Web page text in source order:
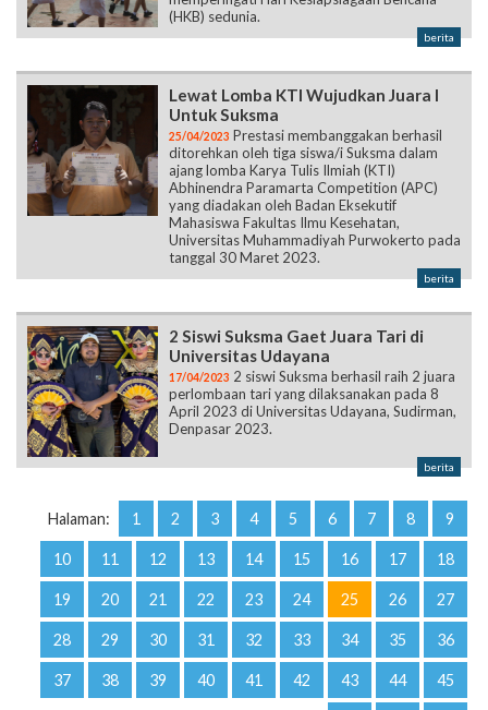
(HKB) sedunia.
berita
Lewat Lomba KTI Wujudkan Juara I
Untuk Suksma
25/04/2023 Prestasi membanggakan berhasil
ditorehkan oleh tiga siswa/i Suksma dalam
ajang lomba Karya Tulis Ilmiah (KTI)
Abhinendra Paramarta Competition (APC)
yang diadakan oleh Badan Eksekutif
Mahasiswa Fakultas Ilmu Kesehatan,
Universitas Muhammadiyah Purwokerto pada
tanggal 30 Maret 2023.
berita
2 Siswi Suksma Gaet Juara Tari di
Universitas Udayana
17/04/2023 2 siswi Suksma berhasil raih 2 juara
perlombaan tari yang dilaksanakan pada 8
April 2023 di Universitas Udayana, Sudirman,
Denpasar 2023.
berita
Halaman: 1 2 3 4 5 6 7 8 9
10 11 12 13 14 15 16 17 18
19 20 21 22 23 24 25 26 27
28 29 30 31 32 33 34 35 36
37 38 39 40 41 42 43 44 45